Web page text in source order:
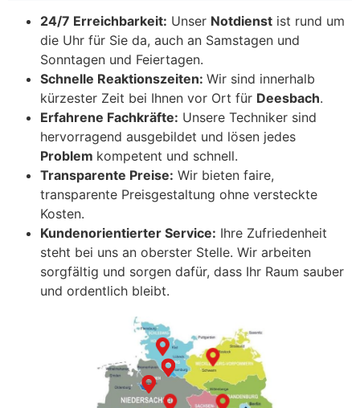
24/7 Erreichbarkeit: Unser Notdienst ist rund um
die Uhr für Sie da, auch an Samstagen und
Sonntagen und Feiertagen.
Schnelle Reaktionszeiten: Wir sind innerhalb
kürzester Zeit bei Ihnen vor Ort für Deesbach.
Erfahrene Fachkräfte: Unsere Techniker sind
hervorragend ausgebildet und lösen jedes
Problem kompetent und schnell.
Transparente Preise: Wir bieten faire,
transparente Preisgestaltung ohne versteckte
Kosten.
Kundenorientierter Service: Ihre Zufriedenheit
steht bei uns an oberster Stelle. Wir arbeiten
sorgfältig und sorgen dafür, dass Ihr Raum sauber
und ordentlich bleibt.